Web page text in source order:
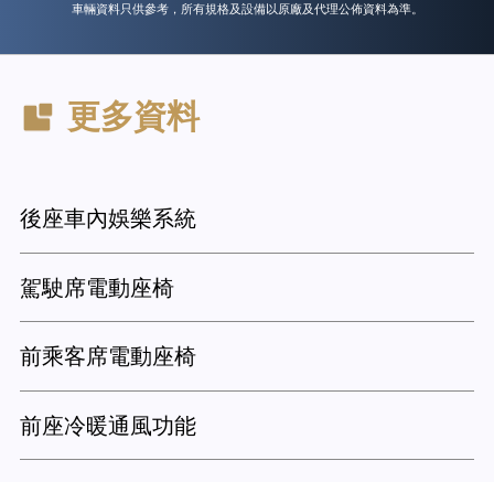
車輛資料只供參考，所有規格及設備以原廠及代理公佈資料為準。
更多資料
後座車內娛樂系統
駕駛席電動座椅
前乘客席電動座椅
前座冷暖通風功能